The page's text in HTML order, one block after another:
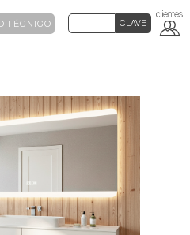
TÉCNICO